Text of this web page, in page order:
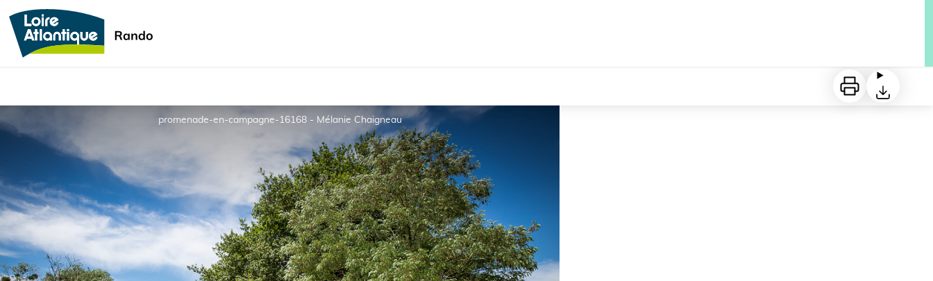
ImprimerTélécharger
promenade-en-campagne-16168 - Mélanie Chaigneau